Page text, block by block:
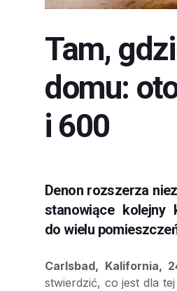
Tam,
domu:
i 600
Denon rozszerza
stanowiące kolejny
do wielu
Carlsbad, Kalifornia,
stwierdzić, co jest dla